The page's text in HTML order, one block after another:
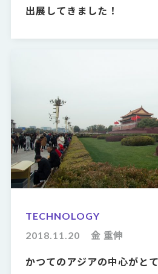
出展してきました！
TECHNOLOGY
2018.11.20
金 重伸
かつてのアジアの中心がと